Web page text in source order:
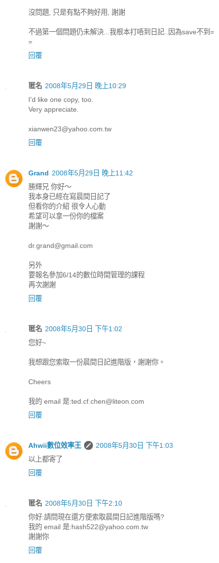
沒問題, 只是有點不夠好用, 謝謝
不過第一個問題仍未解決...我根本打唔到日記..因為save不到=
=
回覆
匿名 2008年5月29日 晚上10:29
I'd like one copy, too.
Very appreciate.
xianwen23@yahoo.com.tw
回覆
Grand 2008年5月29日 晚上11:42
勝輝兄 你好～
我本身已經在寫晨間日記了
但看你的介紹 很令人心動
希望可以拿一份你的檔案
謝謝～
dr.grand@gmail.com
另外
要報名參加6/14的數位時間管理的課程
再次謝謝
回覆
匿名 2008年5月30日 下午1:02
您好~
我想跟您索取一份晨間日記進階版，謝謝你。
Cheers
我的 email 是:ted.cf.chen@liteon.com
回覆
Ahwii數位效率王
2008年5月30日 下午1:03
以上都寄了
回覆
匿名 2008年5月30日 下午2:10
你好:請問現在還方便索取晨間日記進階版嗎?
我的 email 是:hash522@yahoo.com.tw
謝謝你
回覆